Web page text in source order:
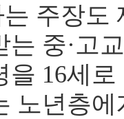
주장도
는 중·고
을 16세
노년층